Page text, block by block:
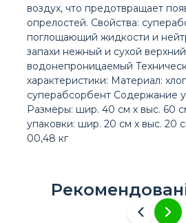
воздух, что предотвращает
опрелостей. Свойства:
поглощающий жидкости и
запахи нежный и сухой
водонепроницаемый
характеристики: Материал:
суперабсорбент Содержание
Размеры: шир. 40 см х выс. 60
упаковки: шир. 20 см x выс. 20
00,48 кг